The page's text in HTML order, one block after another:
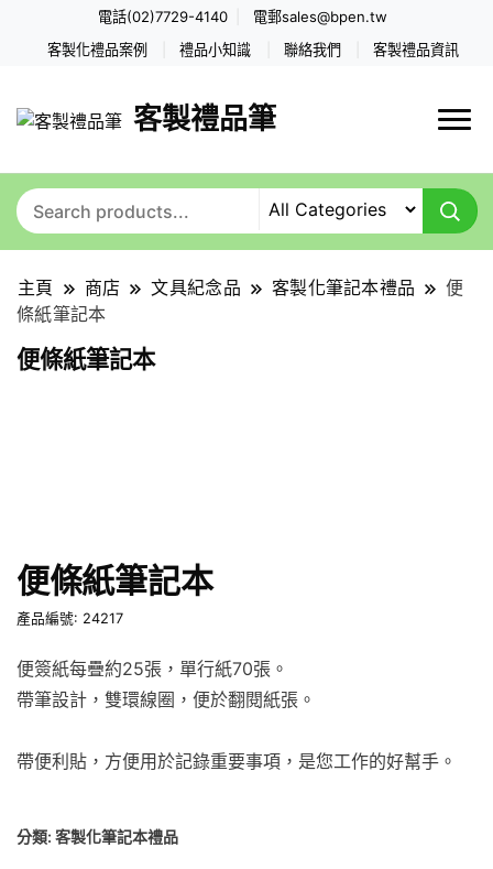
電話(02)7729-4140 電郵sales@bpen.tw
客製化禮品案例 禮品小知識 聯絡我們 客製禮品資訊
客製禮品筆
主頁 商店 文具紀念品 客製化筆記本禮品
便
條紙筆記本
便條紙筆記本
便條紙筆記本
產品編號: 24217
便簽紙每疊約25張，單行紙70張。
帶筆設計，雙環線圈，便於翻閱紙張。
帶便利貼，方便用於記錄重要事項，是您工作的好幫手。
分類: 客製化筆記本禮品